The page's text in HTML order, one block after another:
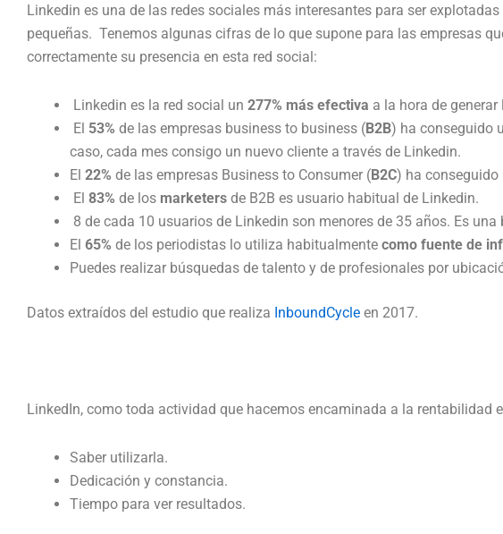
Linkedin es una de las redes sociales más interesantes para ser
pequeñas. Tenemos algunas cifras de lo que supone para las empresas
correctamente su presencia en esta red social:
Linkedin es la red social un 277% más efectiva a la hora de
El 53% de las empresas business to business (B2B) ha conseguido
caso, cada mes consigo un nuevo cliente a través de Linkedin.
El 22% de las empresas Business to Consumer (B2C) ha conseguido
El 83% de los marketers de B2B es usuario habitual de Linkedin.
8 de cada 10 usuarios de Linkedin son menores de 35 años. Es
El 65% de los periodistas lo utiliza habitualmente como fuente de
Puedes realizar búsquedas de talento y de profesionales por
Datos extraídos del estudio que realiza InboundCycle en 2017.
LinkedIn, como toda actividad que hacemos encaminada a la rentabilidad
Saber utilizarla.
Dedicación y constancia.
Tiempo para ver resultados.